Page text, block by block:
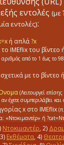
εντολές (με
εντολές):
ή απλά?x
ΙΜΕflix του βίντεο
αριθμός από το 1 έως το
με το
(Λειτουργεί
αν έχετε συμπεριλάβει και
x στο IMEflix
«Ντοκιμαντέρ» ή
) Ντοκιμαντέρ, 2)
3) Εκθέματα, 4)